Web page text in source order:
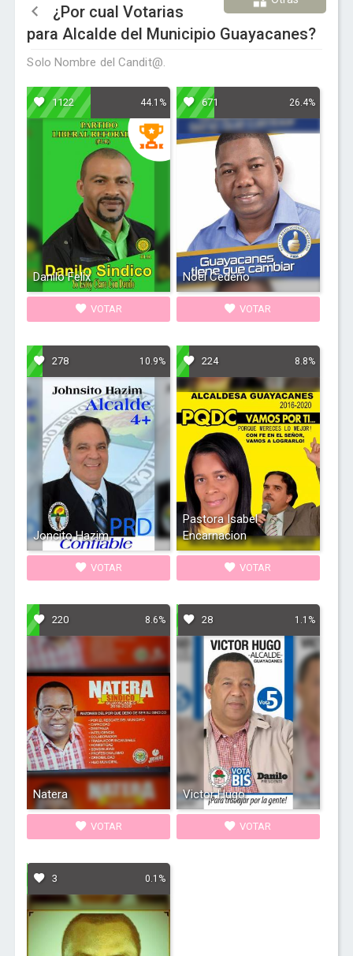
¿Por cual Votarias
para Alcalde del Municipio Guayacanes?
Solo Nombre del Candit@.
1122 44.1%
Danilo Felix
VOTAR
671 26.4%
Noel Cedeño
VOTAR
278 10.9%
Joncito Hazim
VOTAR
224 8.8%
Pastora Isabel
Encarnacion
VOTAR
220 8.6%
Natera
VOTAR
28 1.1%
Victor Hugo
VOTAR
3 0.1%